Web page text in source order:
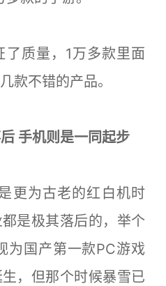
质量，1万多款里面
款不错的产品。
手机则是一同起步
更为古老的红白机时
是极其落后的，举个
为国产第一款PC游戏
，但那个时候暴雪已